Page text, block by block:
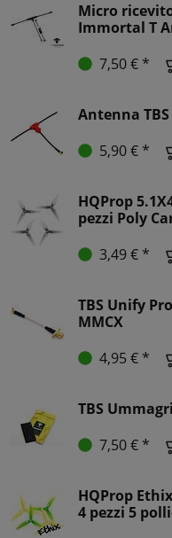
Micro
Immortal T
7,50 € *
Antenna
5,90 € *
HQProp
pezzi Poly
3,49 € *
TBS Unify
MMCX
4,95 € *
TBS
7,50 € *
HQProp
4 pezzi 5